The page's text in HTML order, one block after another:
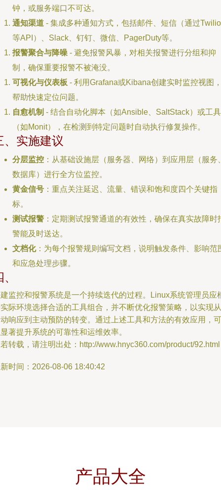
钟，或服务端口不可达。
通知渠道 - 集成多种通知方式，包括邮件、短信（通过Twilio
等API）、Slack、钉钉、微信、PagerDuty等。
报警聚合与降噪 - 避免报警风暴，对相关报警进行分组和抑
制，确保重要报警不被淹没。
可视化与仪表板 - 利用Grafana或Kibana创建实时监控视图
帮助快速定位问题。
自愈机制 - 结合自动化脚本（如Ansible、SaltStack）或工具
（如Monit），在检测到特定问题时自动执行修复操作。
、实施建议
分层监控 ：从基础设施层（服务器、网络）到应用层（服务
数据库）进行全方位监控。
黄金信号 ：重点关注延迟、流量、错误和饱和度四个关键指
标。
测试报警 ：定期测试报警通道的有效性，确保在真实故障时
警能及时送达。
文档化：为每个报警规则编写文档，说明触发条件、影响范
和应急处理步骤。
监控和报警系统是一个持续迭代的过程。Linux系统管理员应
际环境选择合适的工具组合，并不断优化报警策略，以实现从
响应到主动预防的转变。通过上述工具和方法的有效应用，可
著提升系统的可靠性和运维效率。
转载，请注明出处：http://www.hnyc360.com/product/92.html
时间：2026-08-06 18:40:42
产品大全